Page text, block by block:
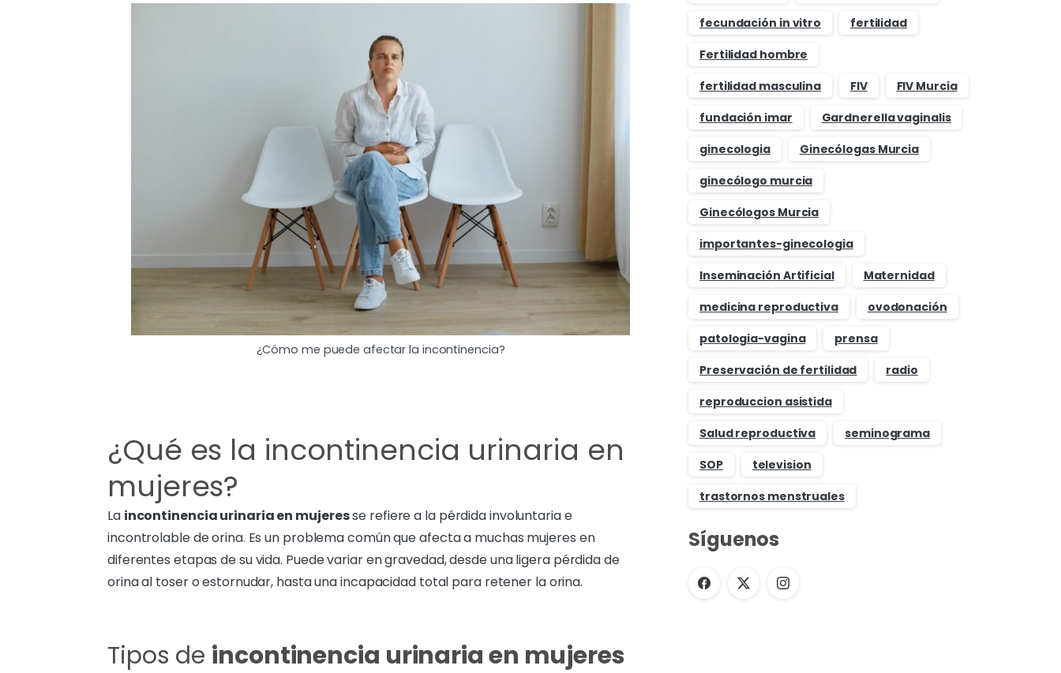
¿Cómo me puede afectar la incontinencia?
¿Qué es la incontinencia urinaria en
mujeres?
La incontinencia urinaria en mujeresse refiere a la pérdida involuntaria e
incontrolable de orina. Es un problema común que afecta a muchas mujeres en
diferentes etapas de su vida. Puede variar en gravedad, desde una ligera pérdida de
orina al toser o estornudar, hasta una incapacidad total para retener la orina.
Tipos de incontinencia urinaria en mujeres
fecundación in vitro
fertilidad
Fertilidad hombre
fertilidad masculina
FIV
FIV Murcia
fundación imar
Gardnerella vaginalis
ginecologia
Ginecólogas Murcia
ginecólogo murcia
Ginecólogos Murcia
importantes-ginecologia
Inseminación Artificial
Maternidad
medicina reproductiva
ovodonación
patologia-vagina
prensa
Preservación de fertilidad
radio
reproduccion asistida
Salud reproductiva
seminograma
SOP
television
trastornos menstruales
Síguenos